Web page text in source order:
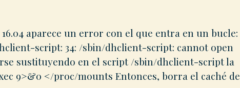
aparece un error con el que entra en un bucle:
script: 34: /sbin/dhclient-script: cannot open
sustituyendo en el script /sbin/dhclient-script la
9>&0 </proc/mounts Entonces, borra el caché de